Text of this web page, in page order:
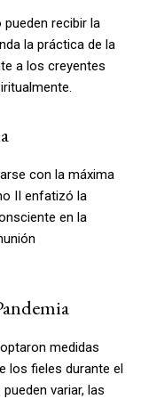
recibir la
la práctica de la
a los creyentes
con la máxima
II enfatizó la
en la
medidas
los fieles durante el
variar, las